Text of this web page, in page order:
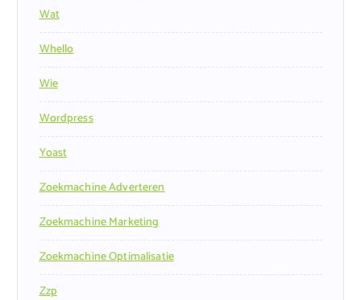
Wat
Whello
Wie
Wordpress
Yoast
Zoekmachine Adverteren
Zoekmachine Marketing
Zoekmachine Optimalisatie
Zzp